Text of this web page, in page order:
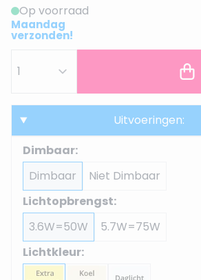
Op voorraad
Maandag
verzonden!
Uitvoeringen:
Dimbaar:
Dimbaar
Niet Dimbaar
Lichtopbrengst:
3.6W=50W
5.7W=75W
Lichtkleur: